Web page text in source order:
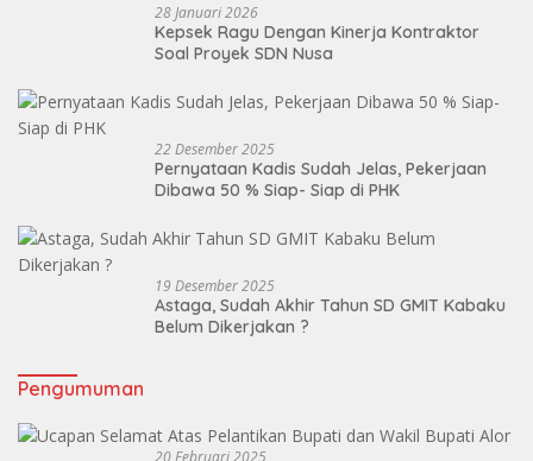
28 Januari 2026
Kepsek Ragu Dengan Kinerja Kontraktor
Soal Proyek SDN Nusa
22 Desember 2025
Pernyataan Kadis Sudah Jelas, Pekerjaan
Dibawa 50 % Siap- Siap di PHK
19 Desember 2025
Astaga, Sudah Akhir Tahun SD GMIT Kabaku
Belum Dikerjakan ?
Pengumuman
20 Februari 2025